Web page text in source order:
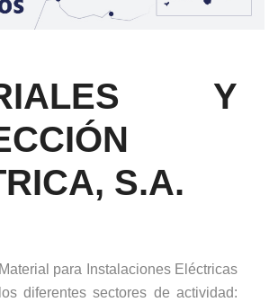
Y
S.A.
para Instalaciones Eléctricas
diferentes sectores de actividad: